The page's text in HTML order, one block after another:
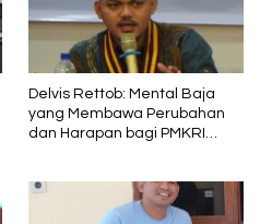
Delvis Rettob: Mental Baja
yang Membawa Perubahan
dan Harapan bagi PMKRI